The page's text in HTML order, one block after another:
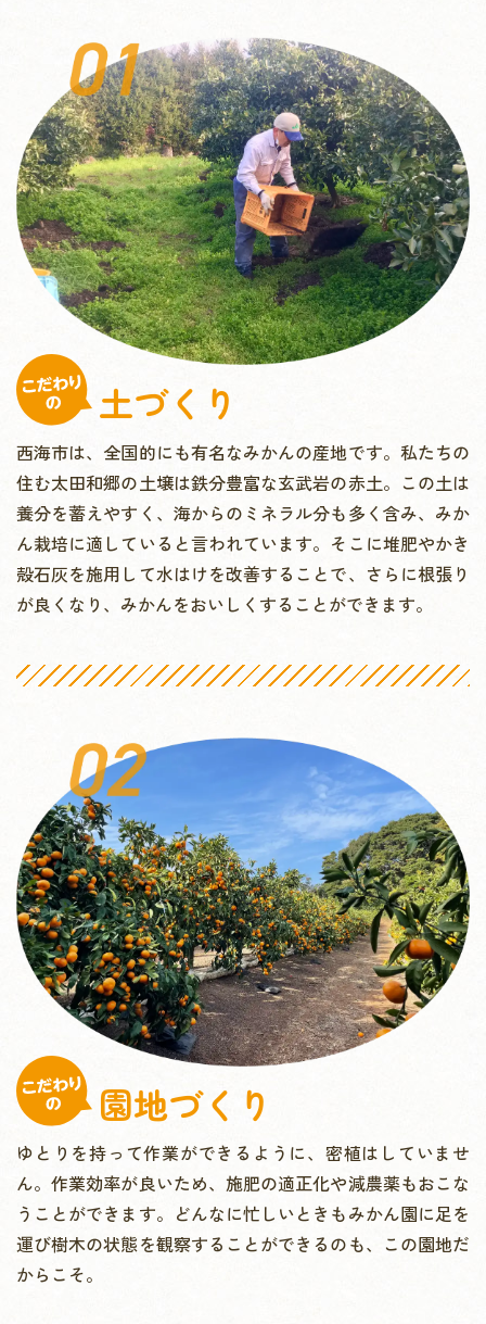
土づくり
西海市は、全国的にも有名なみかんの産地です。私たちの
住む太田和郷の土壌は鉄分豊富な玄武岩の赤土。この土は
養分を蓄えやすく、海からのミネラル分も多く含み、みか
ん栽培に適していると言われています。そこに堆肥やかき
殻石灰を施用して水はけを改善することで、さらに根張り
が良くなり、みかんをおいしくすることができます。
園地づくり
ゆとりを持って作業ができるように、密植はしていませ
ん。作業効率が良いため、施肥の適正化や減農薬もおこな
うことができます。どんなに忙しいときもみかん園に足を
運び樹木の状態を観察することができるのも、この園地だ
からこそ。